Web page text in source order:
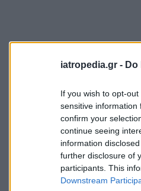
iatropedia.gr -
If you wish to opt-
sensitive information
confirm your
continue seeing
information
further disclosure of
participants. This
Downstream